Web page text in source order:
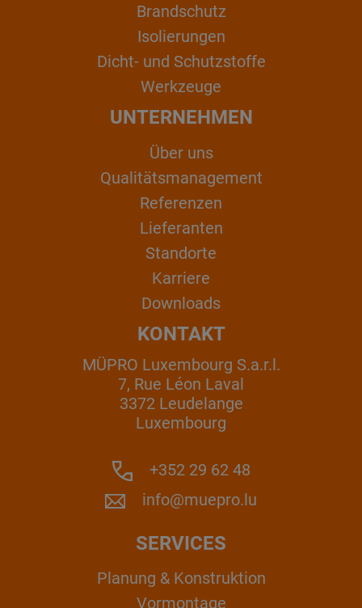
Brandschutz
Isolierungen
Dicht- und Schutzstoffe
Werkzeuge
UNTERNEHMEN
Über uns
Qualitätsmanagement
Referenzen
Lieferanten
Standorte
Karriere
Downloads
KONTAKT
MÜPRO Luxembourg S.a.r.l.
7, Rue Léon Laval
3372 Leudelange
Luxembourg
+352 29 62 48
info@muepro.lu
SERVICES
Planung & Konstruktion
Vormontage